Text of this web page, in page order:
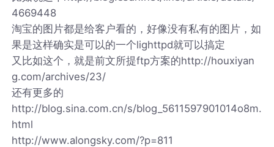
4669448
淘宝的图片都是给客户看的，好像没有私有的图片，如
果是这样确实是可以的一个lighttpd就可以搞定
又比如这个，就是前文所提ftp方案的http://houxiyan
g.com/archives/23/
还有更多的
http://blog.sina.com.cn/s/blog_5611597901014o8m.
html
http://www.alongsky.com/?p=811